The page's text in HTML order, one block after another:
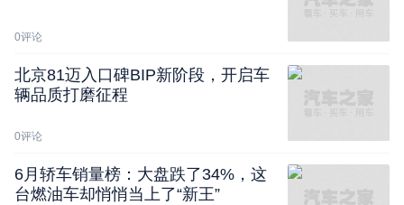
0评论
北京81迈入口碑BIP新阶段，开启车
辆品质打磨征程
0评论
6月轿车销量榜：大盘跌了34%，这
台燃油车却悄悄当上了“新王”